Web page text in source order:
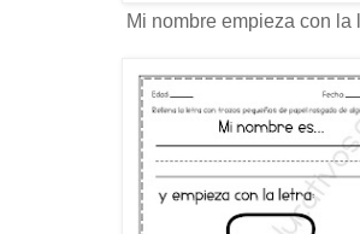
Mi nombre empieza con la